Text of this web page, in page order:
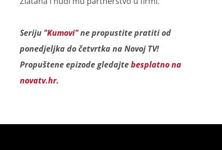
Seriju "Kumovi"ne propustite pratiti od
ponedjeljka do četvrtka na Novoj TV!
Propuštene epizode gledajtebesplatno na
novatv.hr.